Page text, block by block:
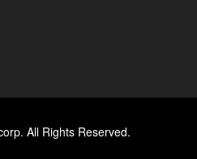
All Rights Reserved.